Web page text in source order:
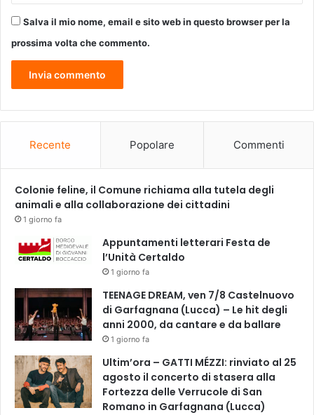
Salva il mio nome, email e sito web in questo browser per la
prossima volta che commento.
Recente Popolare Commenti
Colonie feline, il Comune richiama alla tutela degli
animali e alla collaborazione dei cittadini
1 giorno fa
Appuntamenti letterari Festa de
l’Unità Certaldo
1 giorno fa
TEENAGE DREAM, ven 7/8 Castelnuovo
di Garfagnana (Lucca) – Le hit degli
anni 2000, da cantare e da ballare
1 giorno fa
Ultim’ora – GATTI MÉZZI: rinviato al 25
agosto il concerto di stasera alla
Fortezza delle Verrucole di San
Romano in Garfagnana (Lucca)